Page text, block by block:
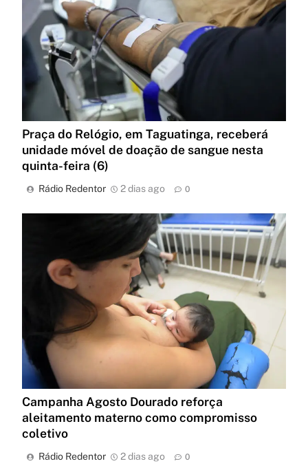
Praça do Relógio, em Taguatinga, receberá
unidade móvel de doação de sangue nesta
quinta-feira (6)
Rádio Redentor 2 dias ago 0
Campanha Agosto Dourado reforça
aleitamento materno como compromisso
coletivo
Rádio Redentor 2 dias ago 0